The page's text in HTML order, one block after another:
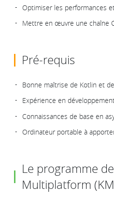
Optimiser les performances
Mettre en œuvre une chaîne
Pré-requis
Bonne maîtrise de Kotlin et
Expérience en
Connaissances de base en
Ordinateur portable à
Le programme
Multiplatform